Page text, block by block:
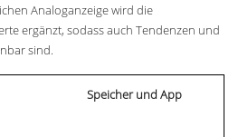
Analoganzeige wird die
ergänzt, sodass auch Tendenzen und
sind.
Speicher und App